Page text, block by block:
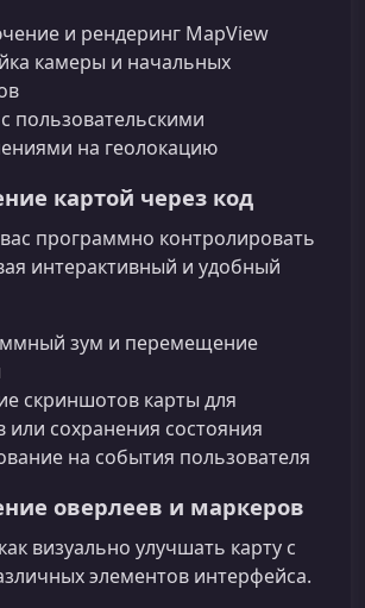
и рендеринг MapView
камеры и начальных
пользовательскими
на геолокацию
картой через код
программно контролировать
интерактивный и удобный
зум и перемещение
скриншотов карты для
или сохранения состояния
на события пользователя
оверлеев и маркеров
визуально улучшать карту с
элементов интерфейса.